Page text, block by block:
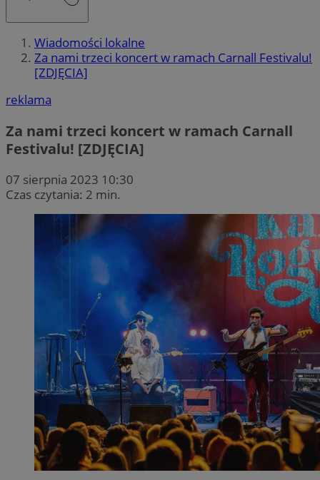
Wiadomości lokalne
Za nami trzeci koncert w ramach Carnall Festivalu!
[ZDJĘCIA]
reklama
Za nami trzeci koncert w ramach Carnall
Festivalu! [ZDJĘCIA]
07 sierpnia 2023 10:30
Czas czytania: 2 min.